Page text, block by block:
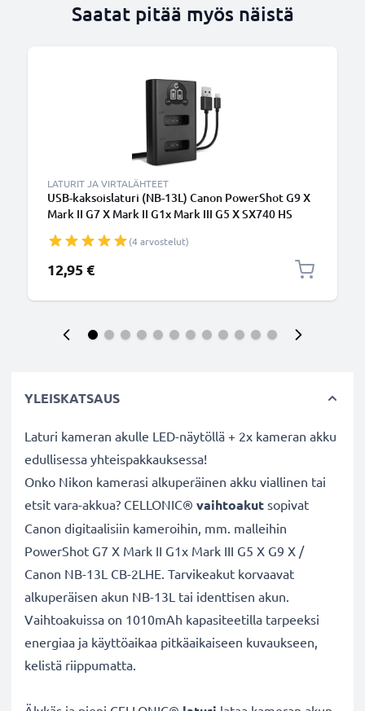
Saatat pitää myös näistä
LATURIT JA VIRTALÄHTEET
USB-kaksoislaturi (NB-13L) Canon PowerShot G9 X
Mark II G7 X Mark II G1x Mark III G5 X SX740 HS
Kaapeli valmistajalta CELLONIC
(4 arvostelut)
12,95 €
YLEISKATSAUS
Laturi kameran akulle LED-näytöllä + 2x kameran akku
edullisessa yhteispakkauksessa!
Onko Nikon kamerasi alkuperäinen akku viallinen tai
etsit vara-akkua? CELLONIC® vaihtoakut sopivat
Canon digitaalisiin kameroihin, mm. malleihin
PowerShot G7 X Mark II G1x Mark III G5 X G9 X /
Canon NB-13L CB-2LHE. Tarvikeakut korvaavat
alkuperäisen akun NB-13L tai identtisen akun.
Vaihtoakuissa on 1010mAh kapasiteetilla tarpeeksi
energiaa ja käyttöaikaa pitkäaikaiseen kuvaukseen,
kelistä riippumatta.